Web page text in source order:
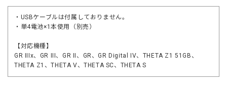
・USBケーブルは付属しておりません。
・単4電池×1本使用（別売）
【対応機種】
GR IIIx、GR III、GR II、GR、GR Digital IV、THETA Z1 51GB、
THETA Z1、THETA V、THETA SC、THETA S